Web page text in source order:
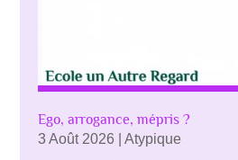
Ego, arrogance, mépris ?
3 Août 2026 |Atypique